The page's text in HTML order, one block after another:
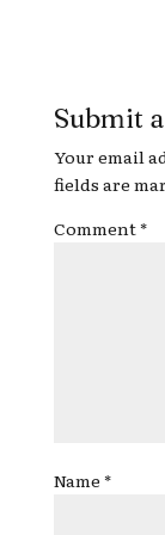
Submit
Your email
fields are
Comment*
Name *